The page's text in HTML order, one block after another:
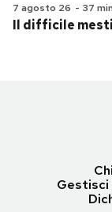
7 agosto 26 - 37
Il difficile